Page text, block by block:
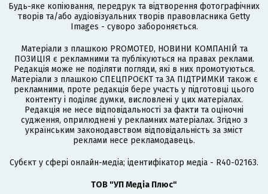
Будь-яке копіювання, передрук та відтворення фотографічних
творів та/або аудіовізуальних творів правовласника Getty
Images - суворо забороняється.
Матеріали з плашкою PROMOTED, НОВИНИ КОМПАНІЙ та
ПОЗИЦІЯ є рекламними та публікуються на правах реклами.
Редакція може не поділяти погляди, які в них промотуються.
Матеріали з плашкою СПЕЦПРОЄКТ та ЗА ПІДТРИМКИ також є
рекламними, проте редакція бере участь у підготовці цього
контенту і поділяє думки, висловлені у цих матеріалах.
Редакція не несе відповідальності за факти та оціночні
судження, оприлюднені у рекламних матеріалах. Згідно з
українським законодавством відповідальність за зміст
реклами несе рекламодавець.
Cубєкт у сфері онлайн-медіа; ідентифікатор медіа - R40-02163.
ТОВ "УП Медіа Плюс"